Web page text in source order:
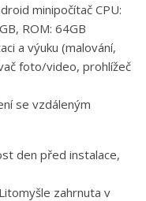
minipočítač CPU:
ROM: 64GB
a výuku (malování,
foto/video, prohlížeč
se vzdáleným
den před instalace,
zahrnuta v